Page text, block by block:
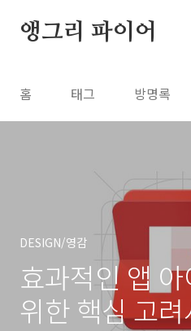
앵그리 파이어
홈 태그 방명록
DESIGN/영감
효과적인 앱
위한 핵심 고